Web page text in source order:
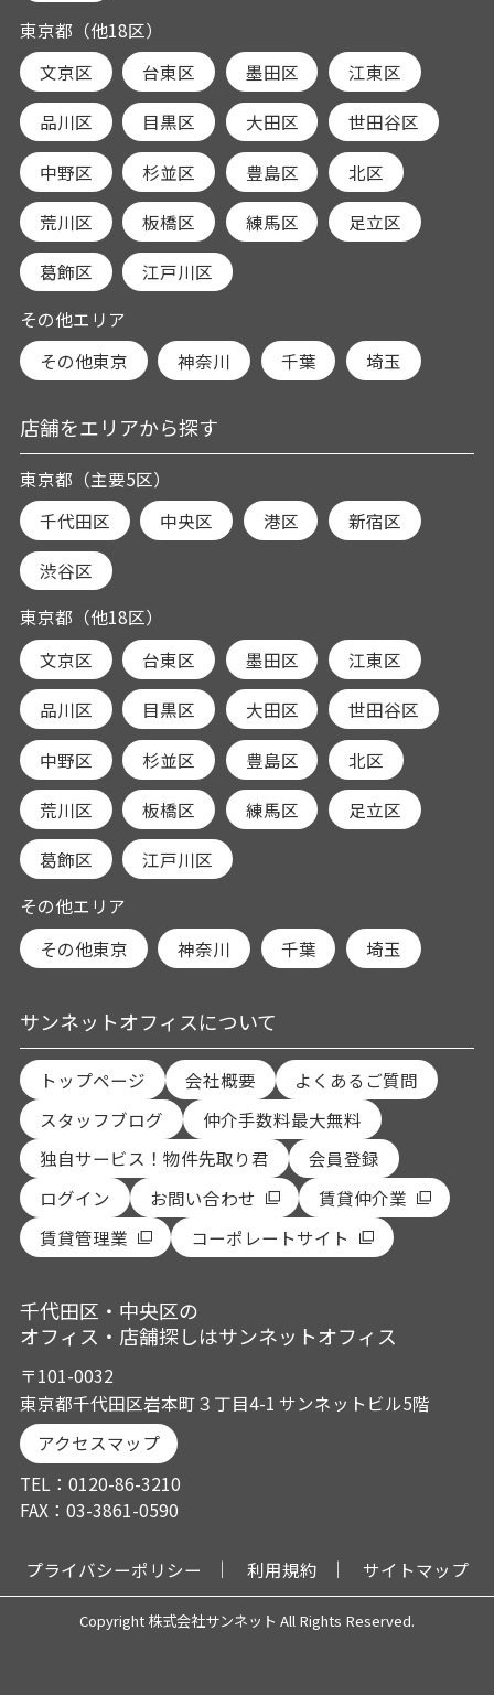
東京都（他18区）
文京区
台東区 墨田区 江東区
品川区 目黒区 大田区 世田谷区
中野区 杉並区 豊島区 北区
荒川区 板橋区 練馬区 足立区
葛飾区
江戸川区
その他エリア
その他東京
神奈川 千葉 埼玉
店舗をエリアから探す
東京都（主要5区）
千代田区
中央区 港区 新宿区
渋谷区
東京都（他18区）
文京区
台東区 墨田区 江東区
品川区 目黒区 大田区 世田谷区
中野区 杉並区 豊島区 北区
荒川区 板橋区 練馬区 足立区
葛飾区
江戸川区
その他エリア
その他東京
神奈川 千葉 埼玉
サンネットオフィスについて
トップページ 会社概要
よくあるご質問
スタッフブログ
仲介手数料最大無料
独自サービス！物件先取り君
会員登録
ログイン
お問い合わせ
賃貸仲介業
賃貸管理業
コーポレートサイト
千代田区・中央区の
オフィス・店舗探しはサンネットオフィス
〒101-0032
東京都千代田区岩本町３丁目4-1 サンネットビル5階
アクセスマップ
TEL：0120-86-3210
FAX：03-3861-0590
プライバシーポリシー 利用規約 サイトマップ
Copyright 株式会社サンネット All Rights Reserved.